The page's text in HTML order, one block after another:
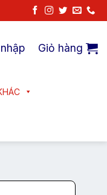
Giỏ hàng